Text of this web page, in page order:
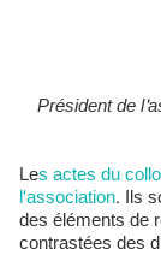
Président de
Les actes du
l'association. Ils
des éléments de
contrastées des